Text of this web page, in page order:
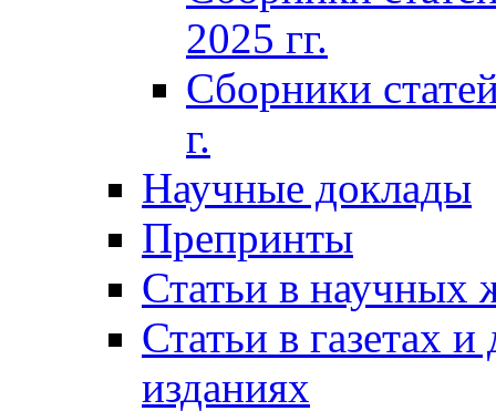
2025 гг.
Сборники
г.
Научные доклады
Препринты
Статьи в научных
Статьи в газетах
изданиях